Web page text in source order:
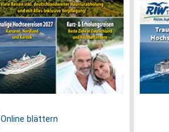
Online blättern